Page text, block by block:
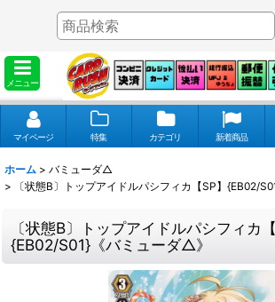
メニュー
マイページ 特集 カテゴリ 新着商品
ホーム > バミューダ△
>
〔状態B〕トップアイドルパシフィカ【SP】{EB02/
〔状態B〕トップアイドルパシフィカ【
{EB02/S01}《バミューダ△》